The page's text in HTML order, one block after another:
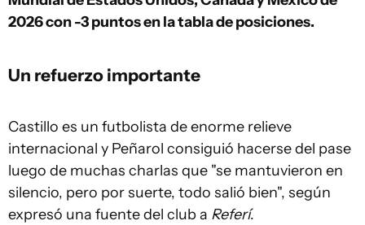
2026 con -3 puntos en la tabla de posiciones.
Un refuerzo importante
Castillo es un futbolista de enorme relieve
internacional y Peñarol consiguió hacerse del pase
luego de muchas charlas que "se mantuvieron en
silencio, pero por suerte, todo salió bien", según
expresó una fuente del club a Referí.